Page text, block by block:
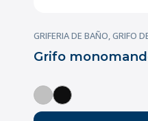
GRIFERIA DE BAÑO,GRIFO
Grifo